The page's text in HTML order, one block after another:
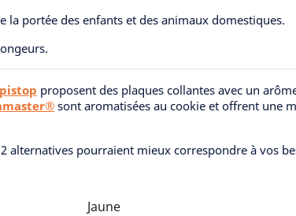
la portée des enfants et des animaux domestiques.
proposent des plaques collantes avec un
sont aromatisées au cookie et offrent une
alternatives pourraient mieux correspondre à vos
Jaune